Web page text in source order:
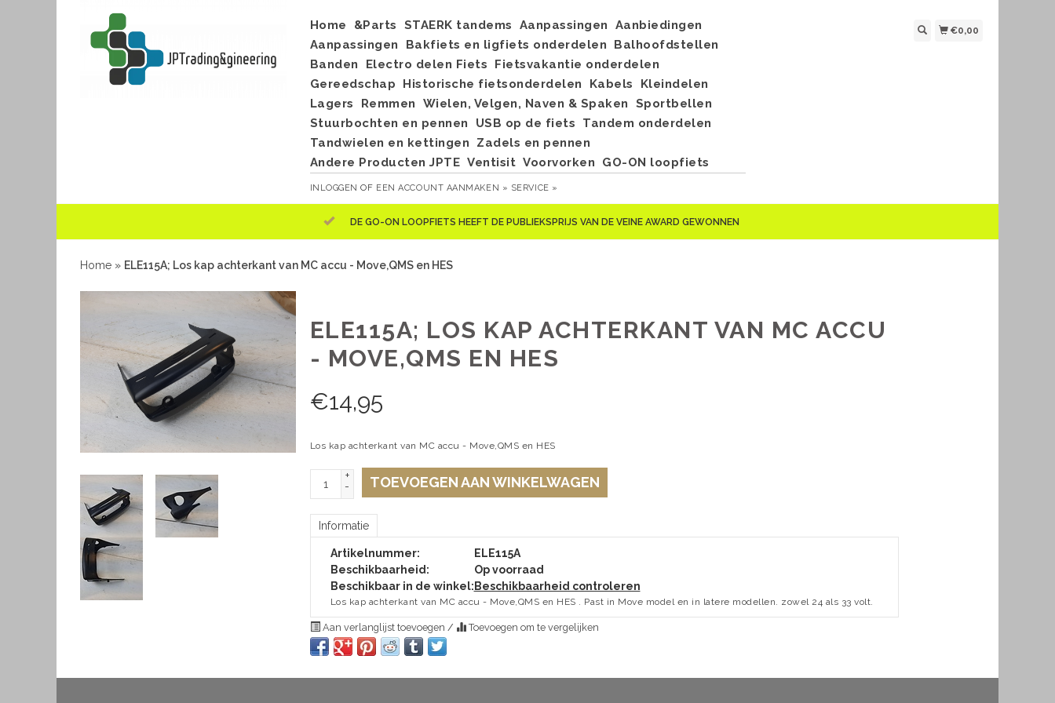
Home &Parts STAERK tandems Aanpassingen
Aanbiedingen
Aanpassingen
Bakfiets en ligfiets onderdelen
Balhoofdstellen
Banden
Electro delen Fiets
Fietsvakantie onderdelen
Gereedschap
Historische fietsonderdelen Kabels
Kleindelen
Lagers
Remmen Wielen, Velgen, Naven & Spaken
Sportbellen
Stuurbochten en pennen
USB op de fiets
Tandem onderdelen
Tandwielen en kettingen
Zadels en pennen
Andere Producten JPTE Ventisit Voorvorken GO-ON loopfiets
INLOGGEN OF EEN ACCOUNT AANMAKEN » SERVICE »
€0,00
DE GO-ON LOOPFIETS HEEFT DE PUBLIEKSPRIJS VAN DE VEINE AWARD GEWONNEN
Home » ELE115A; Los kap achterkant van MC accu - Move,QMS en HES
ELE115A; LOS KAP ACHTERKANT VAN MC ACCU
- MOVE,QMS EN HES
€14,95
Los kap achterkant van MC accu - Move,QMS en HES
+
-
TOEVOEGEN AAN WINKELWAGEN
Informatie
Artikelnummer:
ELE115A
Beschikbaarheid:
Op voorraad
Beschikbaar in de winkel: Beschikbaarheid controleren
Los kap achterkant van MC accu - Move,QMS en HES . Past in Move model en in latere modellen. zowel 24 als 33 volt.
Aan verlanglijst toevoegen / Toevoegen om te vergelijken